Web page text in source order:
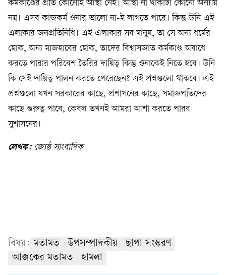
কর্মকাণ্ডের প্রতি কোনোই আস্থা নেই। আস্থা না থাকাটা কোনো অন্যায়
নয়। এসব কাজকর্ম ওনার ভালো না-ই লাগতে পারে। কিন্তু উনি এই
এলাকার জনপ্রতিনিধি। এই এলাকার সব মানুষ, তা সে অন্য ধর্মের
হোক, অন্য মাজহাবের হোক, তাদের বিশ্বাসজাত কর্মকাণ্ড অবাধে
করতে পারার পরিবেশ তৈরির দায়িত্ব কিন্তু ওনাকেই নিতে হবে। উনি
কি সেই দায়িত্ব পালন করতে পেরেছেন? এই প্রশ্নগুলো থাকবে। এই
প্রশ্নগুলো যখন সরকারের কাছে, প্রশাসনের কাছে, সমাজপতিদের
কাছে গুরুত্ব পাবে, কেবল তখনই আমরা আশা করতে পারব
সুশাসনের।
লেখক:জ্যেষ্ঠ সাংবাদিক
বিষয়: মতামত উপসম্পাদকীয়
ছাপা সংস্করণ
আজকের মতামত
হামলা